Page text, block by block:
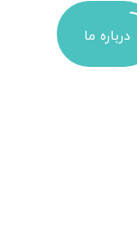
درباره ما